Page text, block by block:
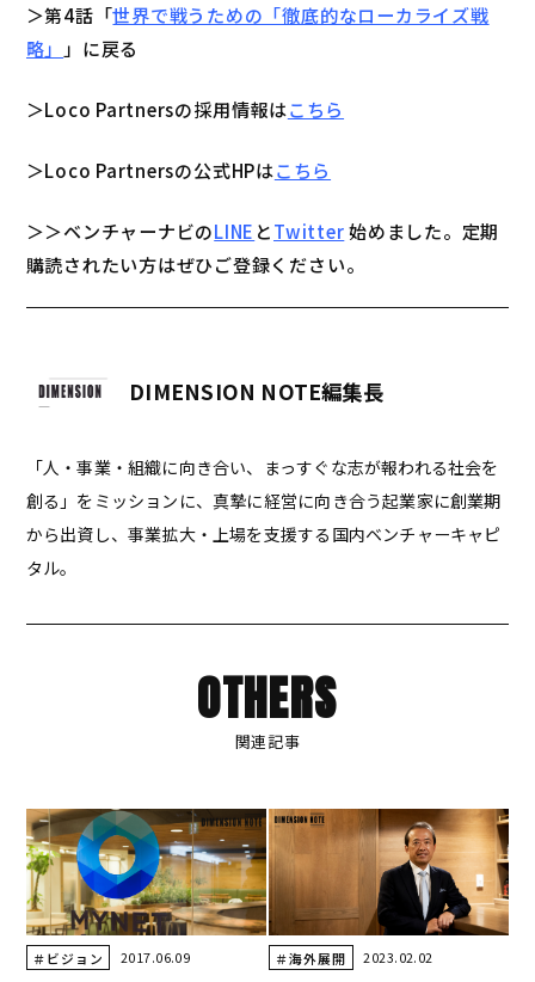
＞第4話「世界で戦うための「徹底的なローカライズ戦
略」
」に戻る
＞Loco Partnersの採用情報はこちら
＞Loco Partnersの公式HPはこちら
＞＞ベンチャーナビのLINE とTwitter始めました。定期
購読されたい方はぜひご登録ください。
DIMENSION NOTE編集長
「人・事業・組織に向き合い、まっすぐな志が報われる社会を
創る」をミッションに、真摯に経営に向き合う起業家に創業期
から出資し、事業拡大・上場を支援する国内ベンチャーキャピ
タル。
OTHERS
関連記事
＃ビジョン 2017.06.09 ＃海外展開 2023.02.02